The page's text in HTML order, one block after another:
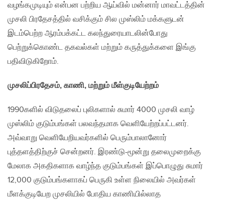
வழங்கமுடியும் என்பன பற்றிய ஆய்வில் மன்னார் மாவட்டத்தின்
முசலி பிரதேசத்தில் வசிக்கும் சில முஸ்லிம் மக்களுடன்
இடம்பெற்ற ஆரம்பக்கட்ட கலந்துரையாடலின்போது
பெற்றுக்கொண்ட தகவல்கள் மற்றும் கருத்துக்களை இங்கு
பதிவிடுகிறோம்.
முசலிப்பிரதேசம், காணி, மற்றும் மீள்குடியேற்றம்
1990களில் விடுதலைப் புலிகளால் சுமார் 4000 முசலி வாழ்
முஸ்லிம் குடும்பங்கள் பலவந்தமாக வெளியேற்றப்பட்டனர்.
அவ்வாறு வெளியேறியவர்களில் பெரும்பாலானோர்
புத்தளத்திற்குச் சென்றனர். இரண்டு-மூன்று தலைமுறைக்கு
மேலாக அகதிகளாக வாழ்ந்த குடும்பங்கள் இப்பொழுது சுமார்
12,000 குடும்பங்களாகப் பெருகி உள்ள நிலையில் அவர்கள்
மீளக்குடியேற முசலியில் போதிய காணியில்லாத